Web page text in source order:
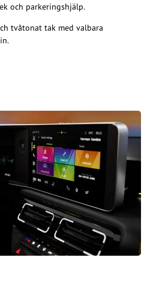
och parkeringshjälp.
tvåtonat tak med valbara